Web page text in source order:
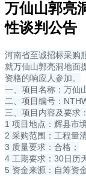
万仙山郭亮
性谈判公告
河南省至诚招标采购
就万仙山郭亮洞地面
资格的响应人参加。
一、项目名称：万仙
二、项目编号：
三、项目内容及要求：
1 项目地点：辉县市
2 采购范围：工程量
3 质量要求：合格；
4 工期要求：30日历
5 资金来源：自筹资